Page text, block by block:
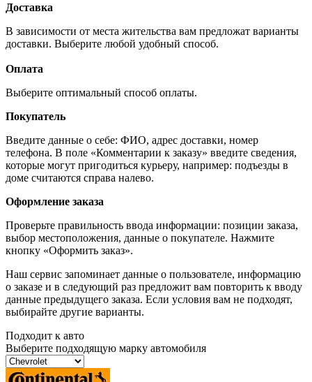
Доставка
В зависимости от места жительства вам предложат варианты
доставки. Выберите любой удобный способ.
Оплата
Выберите оптимальный способ оплаты.
Покупатель
Введите данные о себе: ФИО, адрес доставки, номер
телефона. В поле «Комментарии к заказу» введите сведения,
которые могут пригодиться курьеру, например: подъезды в
доме считаются справа налево.
Оформление заказа
Проверьте правильность ввода информации: позиции заказа,
выбор местоположения, данные о покупателе. Нажмите
кнопку «Оформить заказ».
Наш сервис запоминает данные о пользователе, информацию
о заказе и в следующий раз предложит вам повторить к вводу
данные предыдущего заказа. Если условия вам не подходят,
выбирайте другие варианты.
Подходит к авто
Выберите подходящую марку автомобиля